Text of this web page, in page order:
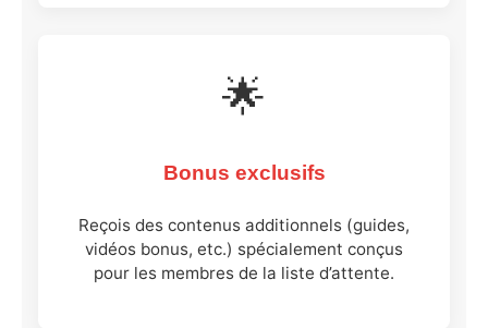
🌟
Bonus exclusifs
Reçois des contenus additionnels (guides,
vidéos bonus, etc.) spécialement conçus
pour les membres de la liste d’attente.